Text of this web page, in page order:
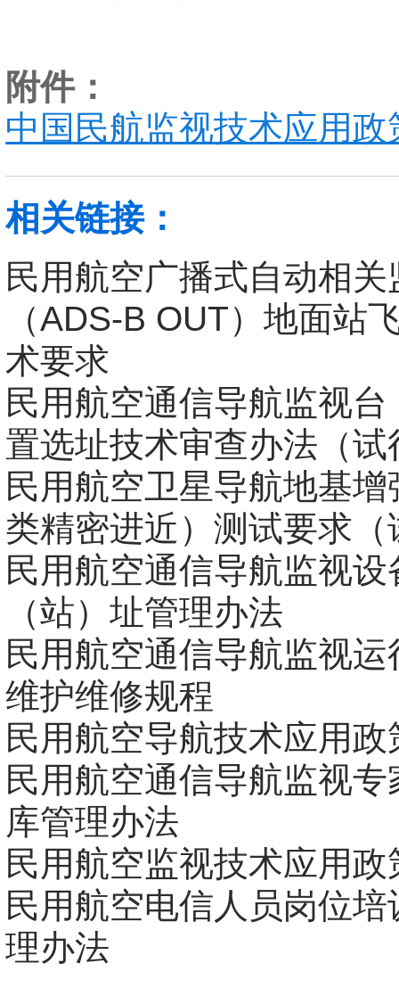
附件：
中国民航监视技术应用政
相关链接：
民用航空广播式自动相关
（ADS-B OUT）地面站
术要求
民用航空通信导航监视
置选址技术审查办法（试
民用航空卫星导航地基
类精密进近）测试要求（
民用航空通信导航监视设
（站）址管理办法
民用航空通信导航监视
维护维修规程
民用航空导航技术应用政
民用航空通信导航监视
库管理办法
民用航空监视技术应用政
民用航空电信人员岗位
理办法